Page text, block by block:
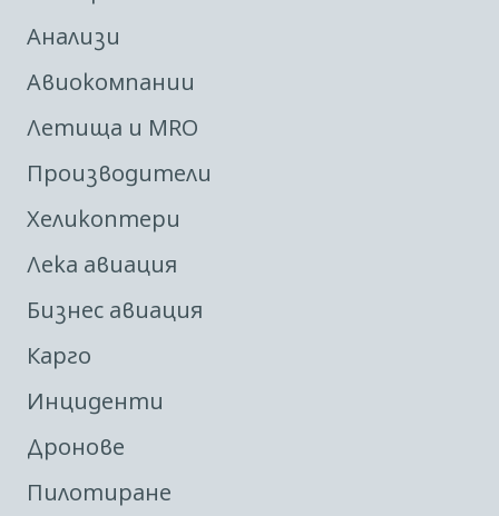
Анализи
Авиокомпании
Летища и MRO
Производители
Хеликоптери
Лека авиация
Бизнес авиация
Карго
Инциденти
Дронове
Пилотиране